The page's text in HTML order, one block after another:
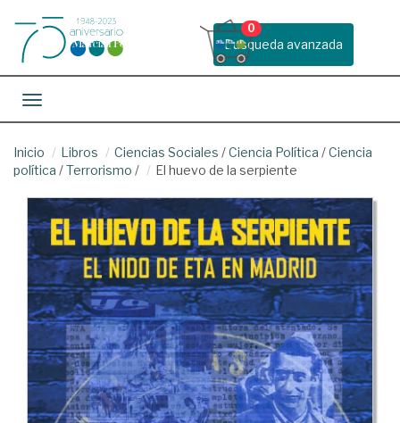
Busqueda avanzada
0
Toggle navigation
Inicio Libros Ciencias Sociales /Ciencia Política /Ciencia
política /Terrorismo / El huevo de la serpiente